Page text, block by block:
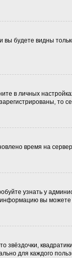
вы будете видны
в личных
то
время на
узнать у
вы можете
для каждого